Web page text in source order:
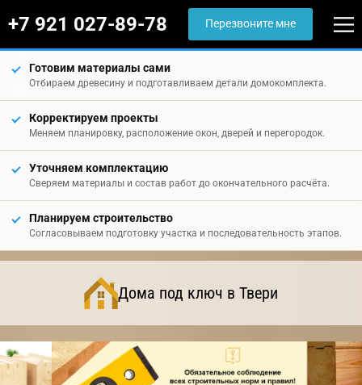
+7 921 027-89-78 Перезвоните мне
Готовим материалы сами
Отбираем древесину и подготавливаем детали домокомплекта.
Корректируем проекты
Меняем планировку, расположение окон, дверей и перегородок.
Уточняем комплектацию
Сверяем материалы и состав работ до окончательного расчёта.
Планируем строительство
Согласовываем подготовку участка и последовательность этапов.
Дома под ключ в Твери